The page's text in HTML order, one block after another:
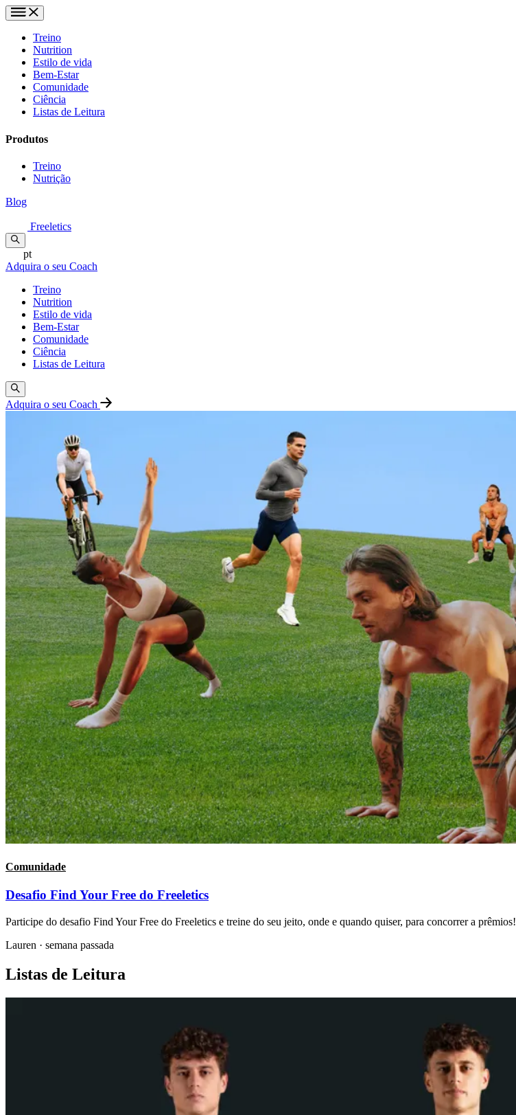
Treino
Nutrition
Estilo de vida
Bem-Estar
Comunidade
Ciência
Listas de Leitura
Produtos
Treino
Nutrição
Blog
Freeletics
pt
Adquira o seu Coach
Treino
Nutrition
Estilo de vida
Bem-Estar
Comunidade
Ciência
Listas de Leitura
Adquira o seu Coach
Comunidade
Desafio Find Your Free do Freeletics
Participe do desafio Find Your Free do Freeletics e treine do seu jeito, onde e quando quiser, para concorrer a prêmios!
Lauren · semana passada
Listas de Leitura